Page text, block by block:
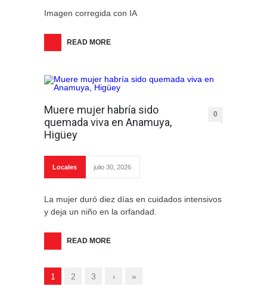
Imagen corregida con IA
READ MORE
Muere mujer habría sido
quemada viva en Anamuya,
Higüey
0
Locales julio 30, 2026
La mujer duró diez días en cuidados intensivos
y deja un niño en la orfandad.
READ MORE
1 2 3 › »